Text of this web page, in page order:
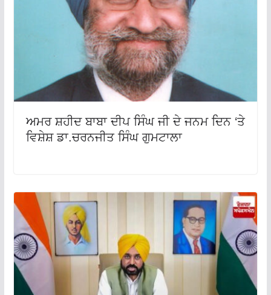
ਅਮਰ ਸ਼ਹੀਦ ਬਾਬਾ ਦੀਪ ਸਿੰਘ ਜੀ ਦੇ ਜਨਮ ਦਿਨ ‘ਤੇ
ਵਿਸ਼ੇਸ਼ ਡਾ.ਚਰਨਜੀਤ ਸਿੰਘ ਗੁਮਟਾਲਾ